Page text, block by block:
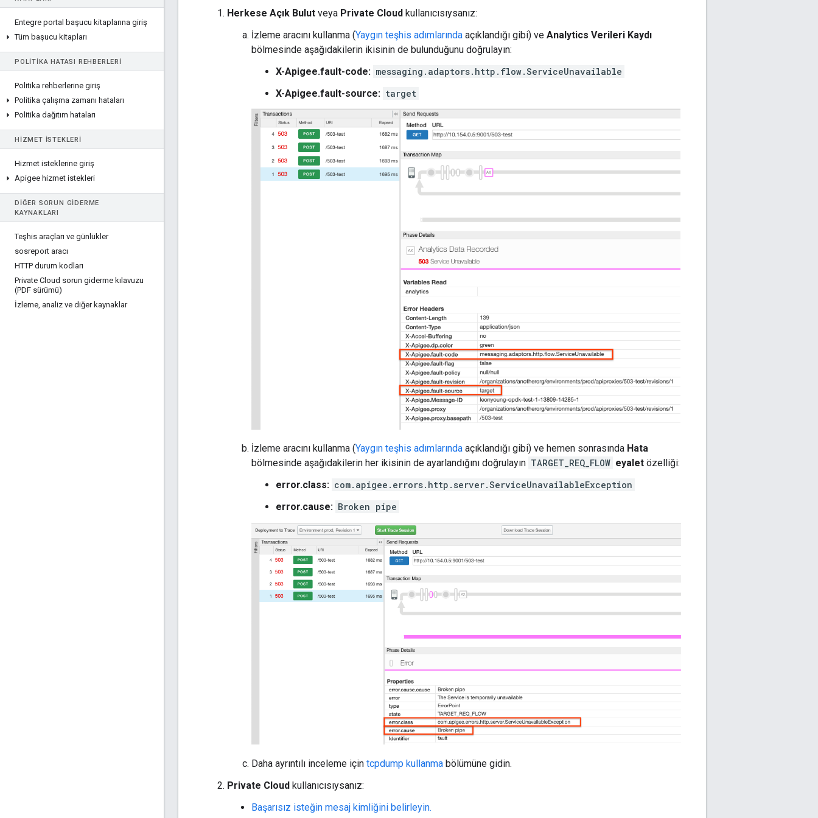
Entegre portal başucu kitaplarına giriş
Tüm başucu kitapları
POLITIKA HATASI REHBERLERI
Politika rehberlerine giriş
Politika çalışma zamanı hataları
Politika dağıtım hataları
HIZMET ISTEKLERI
Hizmet isteklerine giriş
Apigee hizmet istekleri
DIĞER SORUN GIDERME
KAYNAKLARI
Teşhis araçları ve günlükler
sosreport aracı
HTTP durum kodları
Private Cloud sorun giderme kılavuzu
(PDF sürümü)
İzleme, analiz ve diğer kaynaklar
Herkese Açık Bulut veya Private Cloud kullanıcısıysanız:
İzleme aracını kullanma (Yaygın teşhis adımlarında açıklandığı gibi) ve Analytics Verileri Kaydı
bölmesinde aşağıdakilerin ikisinin de bulunduğunu doğrulayın:
X-Apigee.fault-code: messaging.adaptors.http.flow.ServiceUnavailable
X-Apigee.fault-source: target
İzleme aracını kullanma (Yaygın teşhis adımlarında açıklandığı gibi) ve hemen sonrasında Hata
bölmesinde aşağıdakilerin her ikisinin de ayarlandığını doğrulayın TARGET_REQ_FLOW eyalet özelliği:
error.class: com.apigee.errors.http.server.ServiceUnavailableException
error.cause: Broken pipe
Daha ayrıntılı inceleme için tcpdump kullanma bölümüne gidin.
Private Cloud kullanıcısıysanız:
Başarısız isteğin mesaj kimliğini belirleyin.